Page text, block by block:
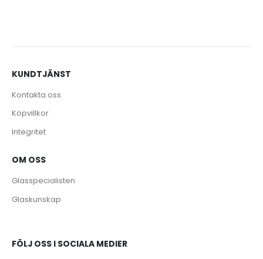
KUNDTJÄNST
Kontakta oss
Köpvillkor
Integritet
OM OSS
Glasspecialisten
Glaskunskap
FÖLJ OSS I SOCIALA MEDIER